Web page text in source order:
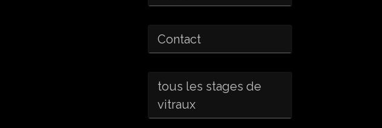
Contact
tous les stages de
vitraux